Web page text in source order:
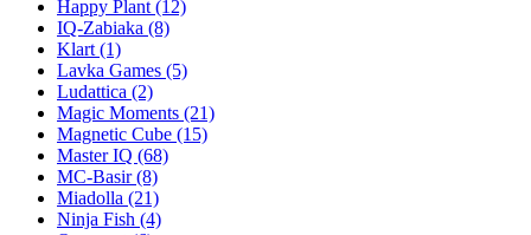
Happy Plant (12)
IQ-Zabiaka (8)
Klart (1)
Lavka Games (5)
Ludattica (2)
Magic Moments (21)
Magnetic Cube (15)
Master IQ (68)
MC-Basir(8)
Miadolla (21)
Ninja Fish (4)